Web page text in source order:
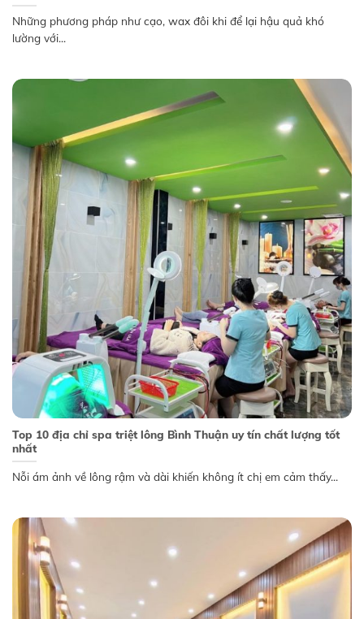
Những phương pháp như cạo, wax đôi khi để lại hậu quả khó
lường với...
Top 10 địa chỉ spa triệt lông Bình Thuận uy tín chất lượng tốt
nhất
Nỗi ám ảnh về lông rậm và dài khiến không ít chị em cảm thấy...